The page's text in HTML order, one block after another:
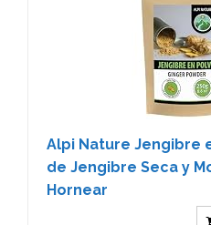
Alpi Nature Jengibre
de Jengibre Seca y
Hornear